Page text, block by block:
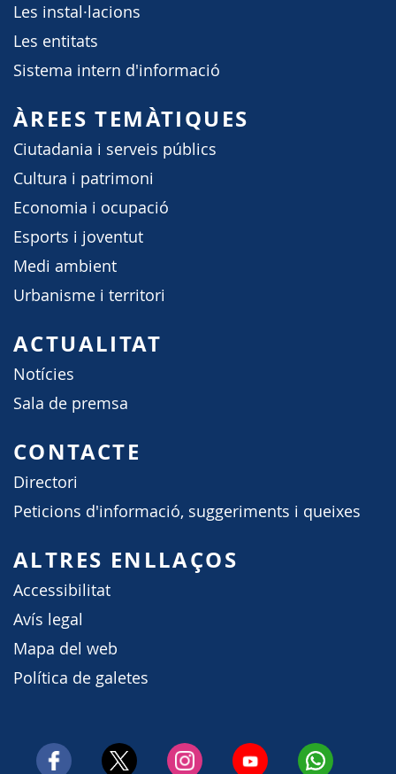
Les instal·lacions
Les entitats
Sistema intern d'informació
ÀREES TEMÀTIQUES
Ciutadania i serveis públics
Cultura i patrimoni
Economia i ocupació
Esports i joventut
Medi ambient
Urbanisme i territori
ACTUALITAT
Notícies
Sala de premsa
CONTACTE
Directori
Peticions d'informació, suggeriments i queixes
ALTRES ENLLAÇOS
Accessibilitat
Avís legal
Mapa del web
Política de galetes